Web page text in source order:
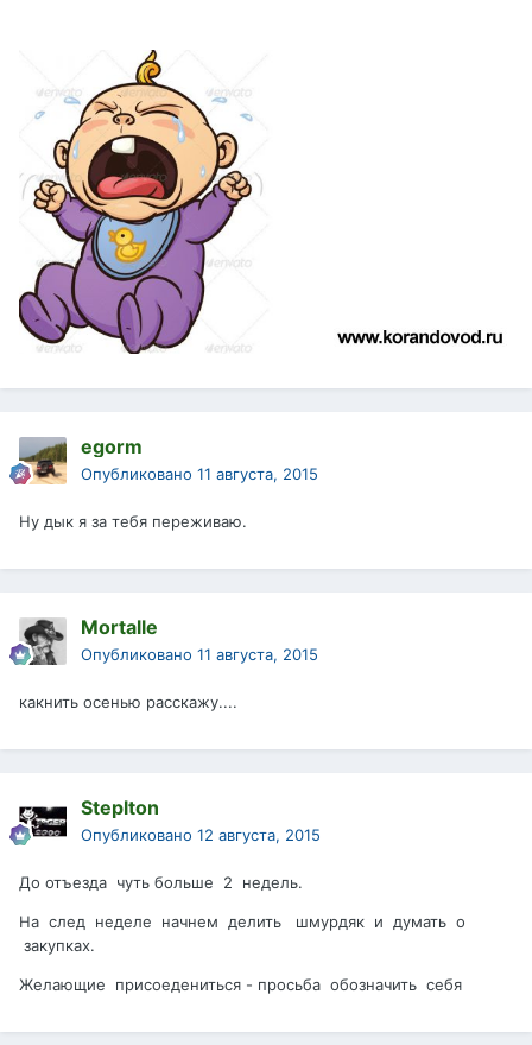
egorm
Опубликовано 11 августа, 2015
Ну дык я за тебя переживаю.
Mortalle
Опубликовано 11 августа, 2015
какнить осенью расскажу....
Steplton
Опубликовано 12 августа, 2015
До отъезда чуть больше 2 недель.
На след неделе начнем делить шмурдяк и думать о
закупках.
Желающие присоедениться - просьба обозначить себя